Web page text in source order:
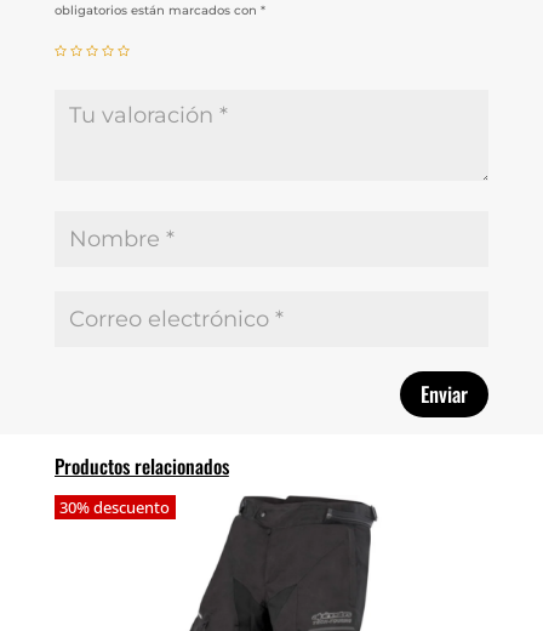
obligatorios están marcados con *
Productos relacionados
30% descuento